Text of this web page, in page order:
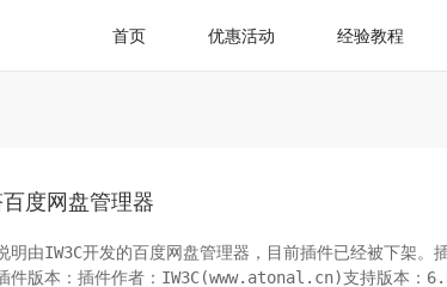
首页 优惠活动 经验教程
度网盘管理器
明由IW3C开发的百度网盘管理器，目前插件已经被下架。
件版本：插件作者：IW3C(www.atonal.cn)支持版本：